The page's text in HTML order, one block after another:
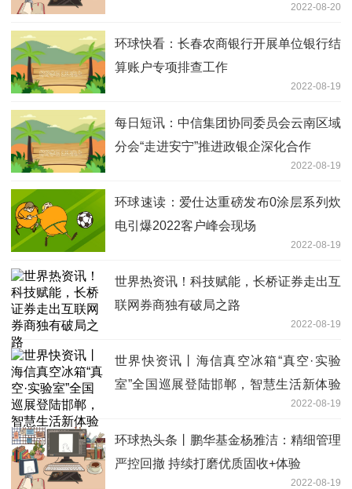
2022-08-20
环球快看：长春农商银行开展单位银行结
算账户专项排查工作
2022-08-19
每日短讯：中信集团协同委员会云南区域
分会“走进安宁”推进政银企深化合作
2022-08-19
环球速读：爱仕达重磅发布0涂层系列炊
电引爆2022客户峰会现场
2022-08-19
世界热资讯！科技赋能，长桥证券走出互
联网券商独有破局之路
2022-08-19
世界快资讯丨海信真空冰箱“真空·实验
室”全国巡展登陆邯郸，智慧生活新体验
2022-08-19
环球热头条丨鹏华基金杨雅洁：精细管理
严控回撤 持续打磨优质固收+体验
2022-08-19